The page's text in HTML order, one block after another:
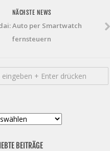
NÄCHSTE NEWS
Auto per Smartwatch
fernsteuern
BEITRÄGE